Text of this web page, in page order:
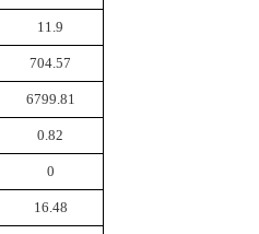
11.9
704.57
6799.81
0.82
0
16.48